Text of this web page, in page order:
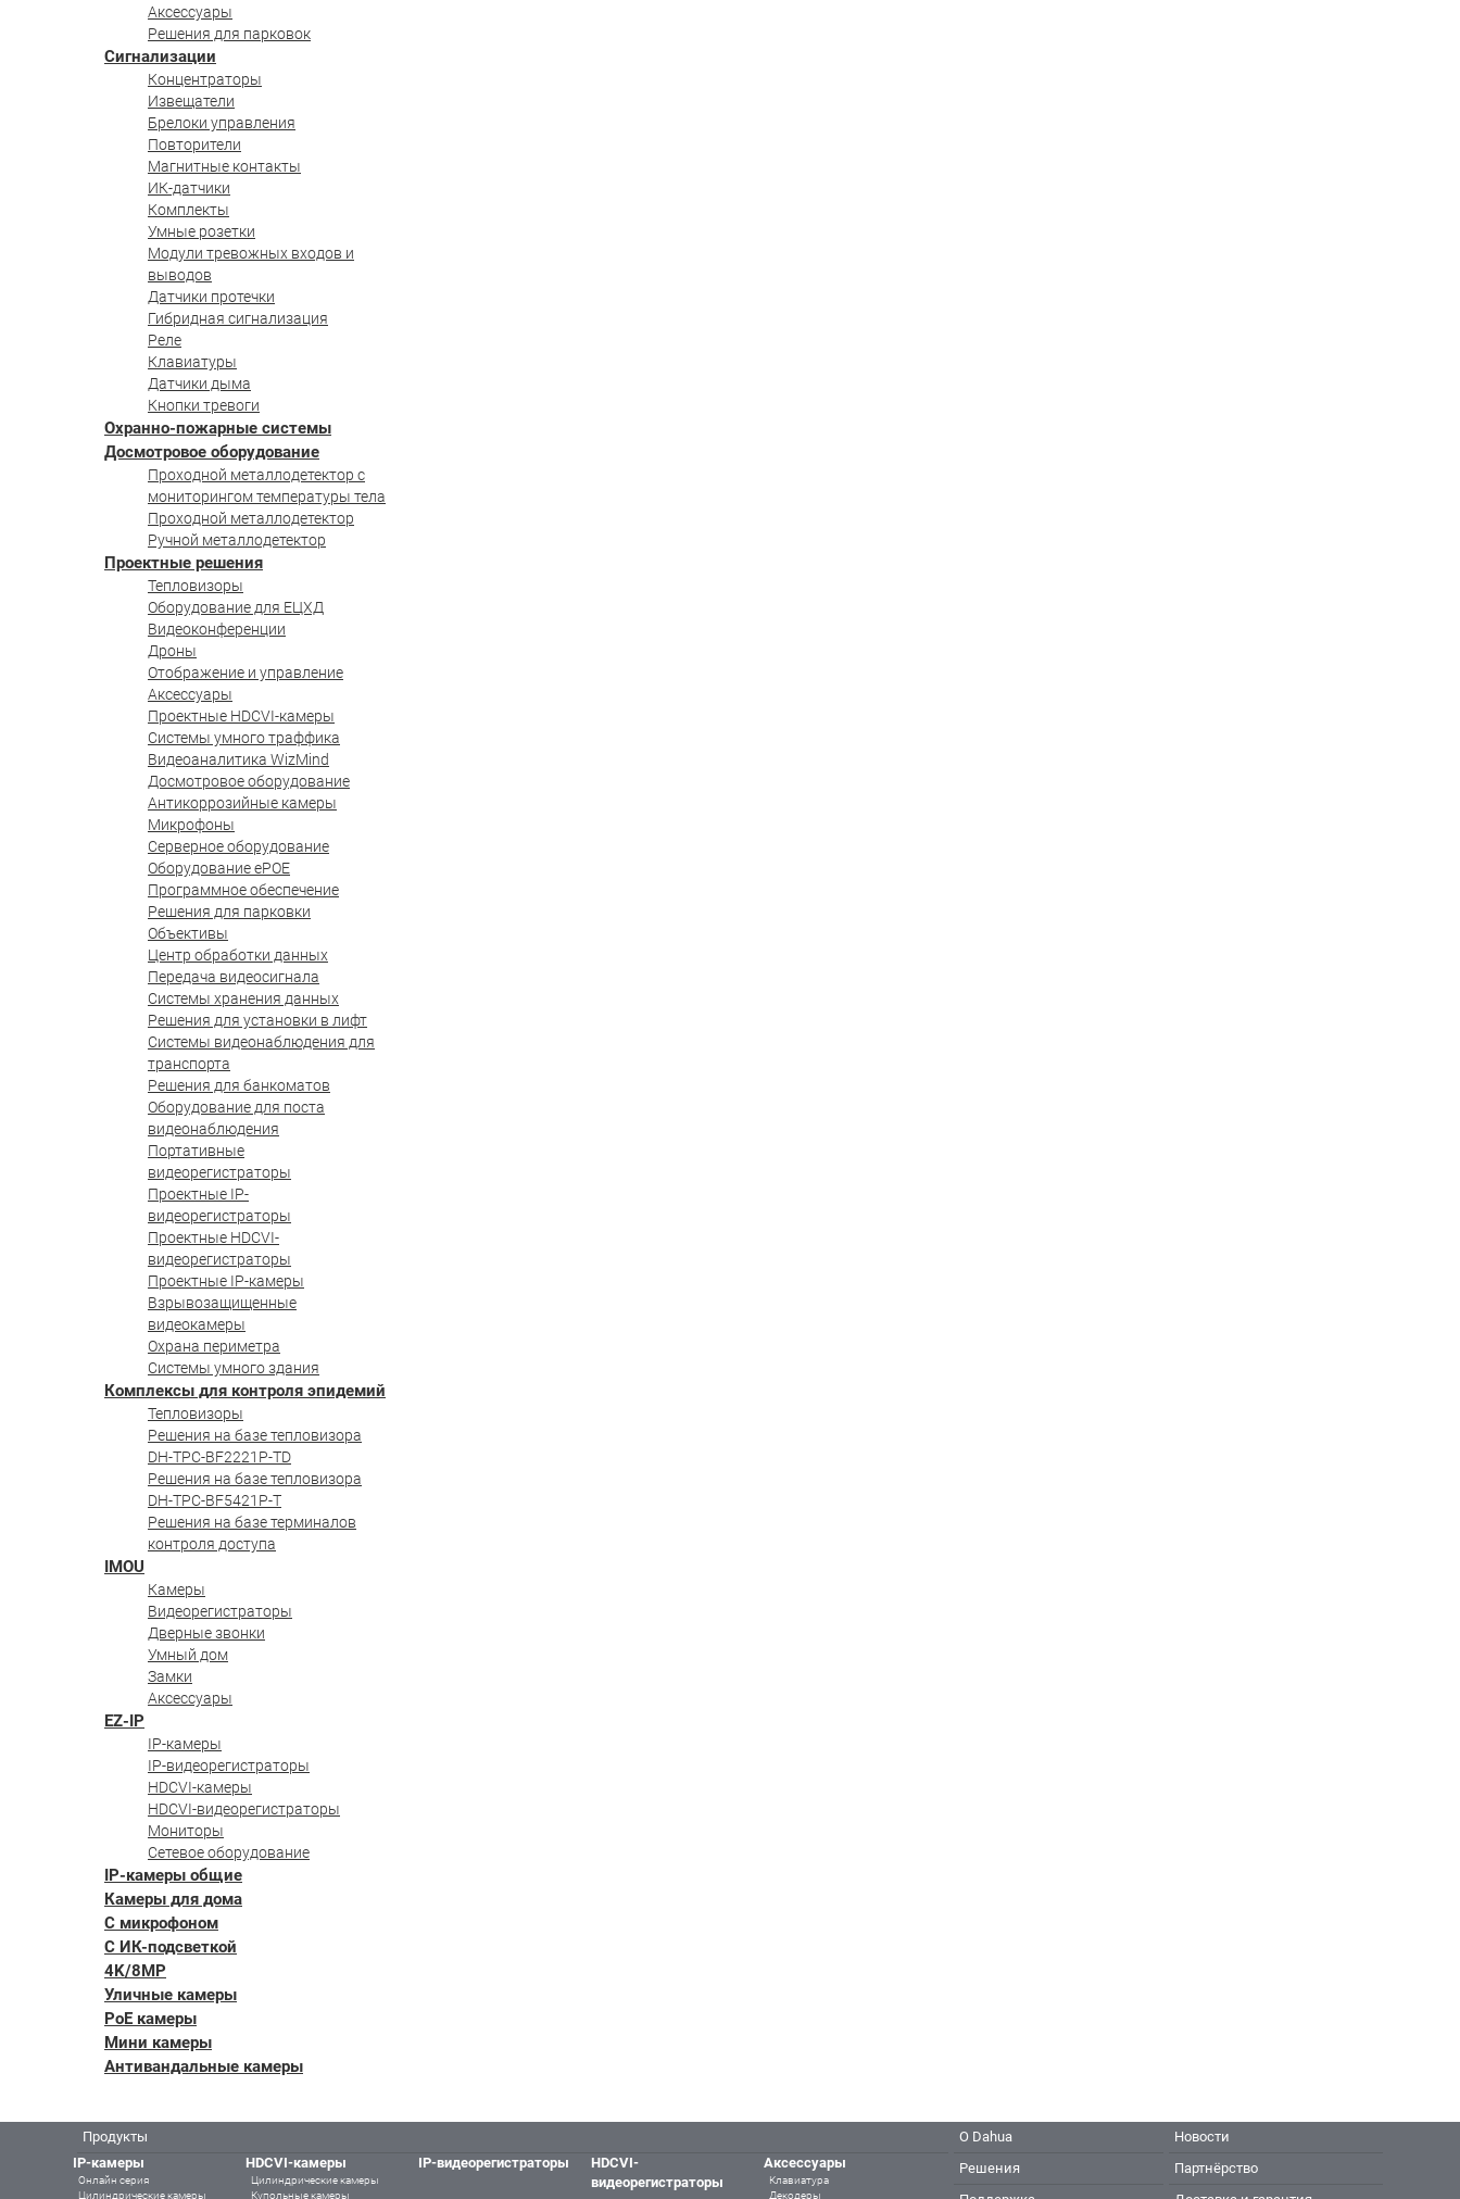
Аксессуары
Решения для парковок
Сигнализации
Концентраторы
Извещатели
Брелоки управления
Повторители
Магнитные контакты
ИК-датчики
Комплекты
Умные розетки
Модули тревожных входов и
выводов
Датчики протечки
Гибридная сигнализация
Реле
Клавиатуры
Датчики дыма
Кнопки тревоги
Охранно-пожарные системы
Досмотровое оборудование
Проходной металлодетектор с
мониторингом температуры тела
Проходной металлодетектор
Ручной металлодетектор
Проектные решения
Тепловизоры
Оборудование для ЕЦХД
Видеоконференции
Дроны
Отображение и управление
Аксессуары
Проектные HDCVI-камеры
Системы умного траффика
Видеоаналитика WizMind
Досмотровое оборудование
Антикоррозийные камеры
Микрофоны
Серверное оборудование
Оборудование ePOE
Программное обеспечение
Решения для парковки
Объективы
Центр обработки данных
Передача видеосигнала
Системы хранения данных
Решения для установки в лифт
Системы видеонаблюдения для
транспорта
Решения для банкоматов
Оборудование для поста
видеонаблюдения
Портативные
видеорегистраторы
Проектные IP-
видеорегистраторы
Проектные HDCVI-
видеорегистраторы
Проектные IP-камеры
Взрывозащищенные
видеокамеры
Охрана периметра
Системы умного здания
Комплексы для контроля эпидемий
Тепловизоры
Решения на базе тепловизора
DH-TPC-BF2221P-TD
Решения на базе тепловизора
DH-TPC-BF5421P-T
Решения на базе терминалов
контроля доступа
IMOU
Камеры
Видеорегистраторы
Дверные звонки
Умный дом
Замки
Аксессуары
EZ-IP
IP-камеры
IP-видеорегистраторы
HDCVI-камеры
HDCVI-видеорегистраторы
Мониторы
Сетевое оборудование
IP-камеры общие
Камеры для дома
С микрофоном
С ИК-подсветкой
4K/8MP
Уличные камеры
PoE камеры
Мини камеры
Антивандальные камеры
Продукты
IP-камеры
Онлайн серия
Цилиндрические камеры
HDCVI-камеры
Цилиндрические камеры
Купольные камеры
IP-видеорегистраторы
HDCVI-
видеорегистраторы
Аксессуары
Клавиатура
Декодеры
О Dahua
Решения
Новости
Партнёрство